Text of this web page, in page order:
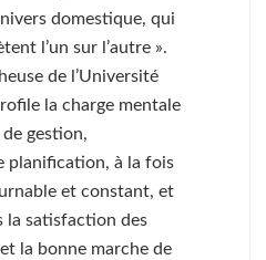
domestique, qui
l’un sur l’autre ».
de l’Université
la charge mentale
gestion,
planification, à la fois
et constant, et
la satisfaction des
la bonne marche de